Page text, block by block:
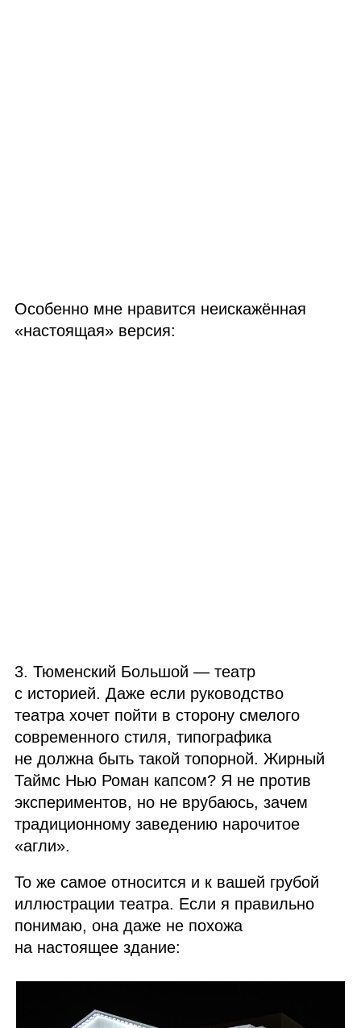
Особенно мне нравится неискажённая
«настоящая» версия:
3. Тюменский Большой — театр
с историей. Даже если руководство
театра хочет пойти в сторону смелого
современного стиля, типографика
не должна быть такой топорной. Жирный
Таймс Нью Роман капсом? Я не против
экспериментов, но не врубаюсь, зачем
традиционному заведению нарочитое
«агли».
То же самое относится и к вашей грубой
иллюстрации театра. Если я правильно
понимаю, она даже не похожа
на настоящее здание: